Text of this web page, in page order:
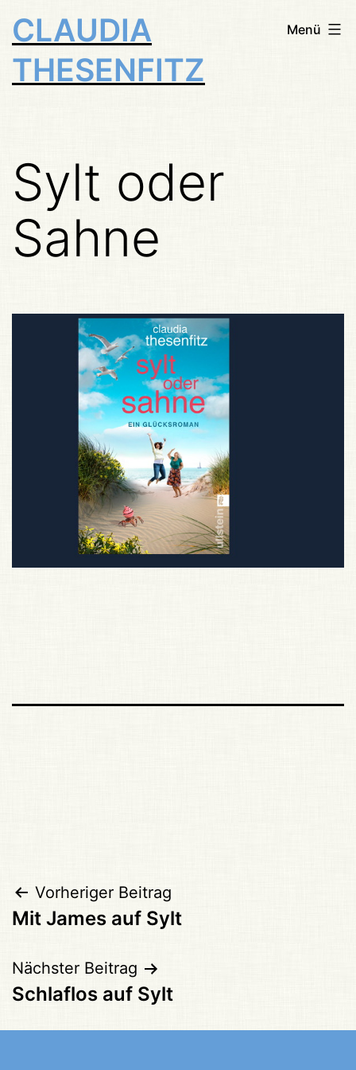
Inhalt
springen
CLAUDIA
THESENFITZ
Menü
Sylt oder
Sahne
Beitragsnavigation
Vorheriger Beitrag
Mit James auf Sylt
Nächster Beitrag
Schlaflos auf Sylt